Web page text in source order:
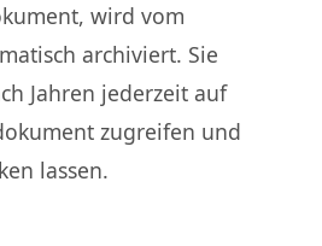
wird vom
archiviert. Sie
Jahren jederzeit auf
zugreifen und
lassen.